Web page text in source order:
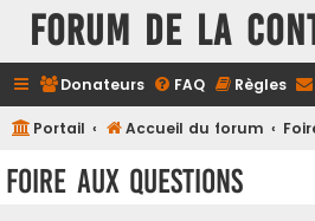
FORUM DE LA
Donateurs FAQ Règles
Portail Accueil du forum
Foire aux questions